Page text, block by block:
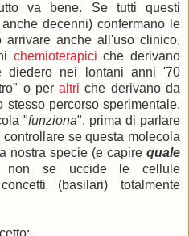
va bene. Se tutti questi
decenni) confermano le
anche all'uso clinico,
chemioterapici che derivano
nei lontani anni '70
o peraltri che derivano da
percorso sperimentale.
"funziona", prima di parlare
se questa molecola
nostra specie (e capire quale
non se uccide le cellule
(basilari) totalmente